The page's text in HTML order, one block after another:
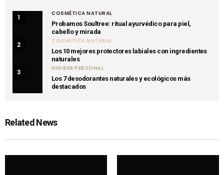
1
COSMÉTICA NATURAL
Probamos Soultree: ritual ayurvédico para piel,
cabello y mirada
2
COSMÉTICA NATURAL
Los 10 mejores protectores labiales con ingredientes
naturales
3
HIGIENE PERSONAL
Los 7 desodorantes naturales y ecológicos más
destacados
Related News